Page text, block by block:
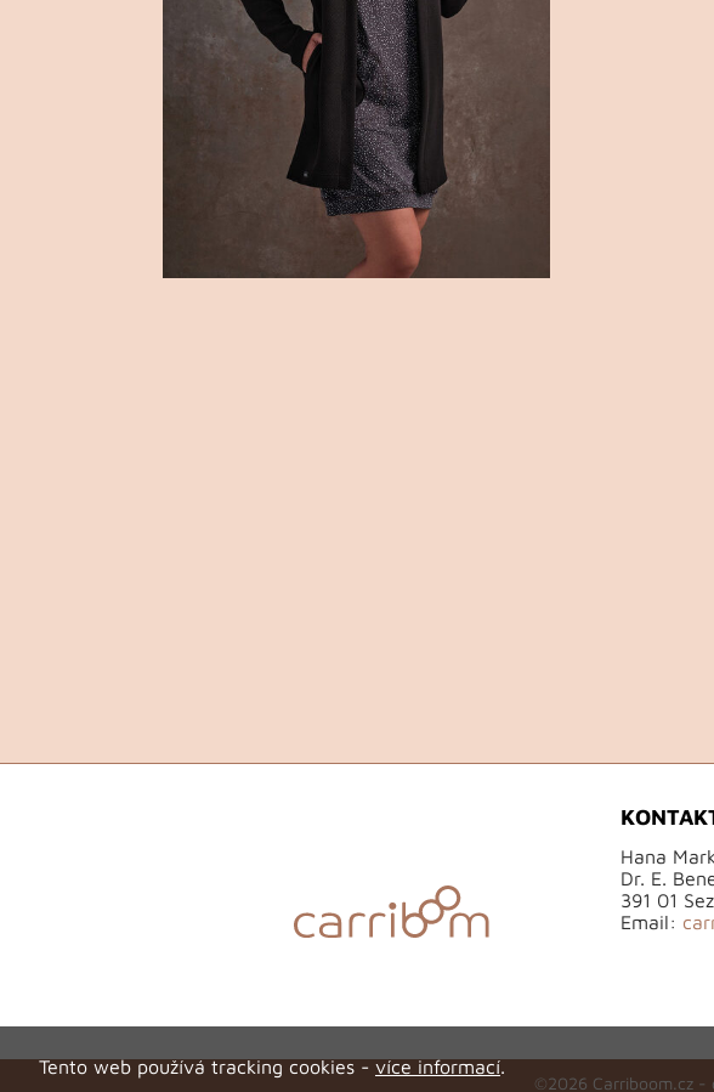
Hana
Dr. E.
391 01
Email:
©2026 Carriboom.cz -
Tento web používá tracking cookies -více informací.